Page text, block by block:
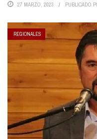
27 MARZO, 2023 PUBLICADO
REGIONALES